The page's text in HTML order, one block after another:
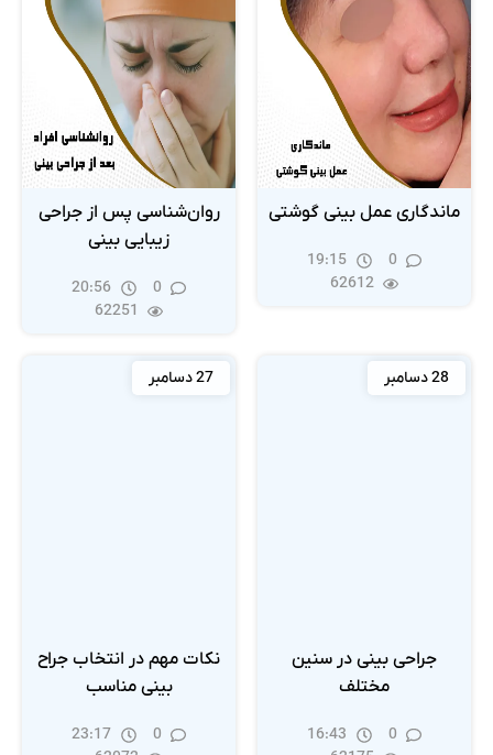
ماندگاری عمل بینی گوشتی
0
19:15
62612
روان‌شناسی پس از جراحی
زیبایی بینی
0
20:56
62251
28 دسامبر
جراحی بینی در سنین
مختلف
0
16:43
27 دسامبر
نکات مهم در انتخاب جراح
بینی مناسب
0
23:17